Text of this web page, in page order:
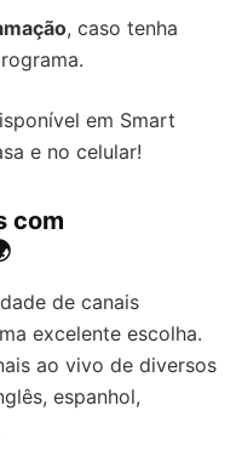
, caso tenha
em Smart
e no celular!
com
de canais
excelente escolha.
ao vivo de diversos
espanhol,